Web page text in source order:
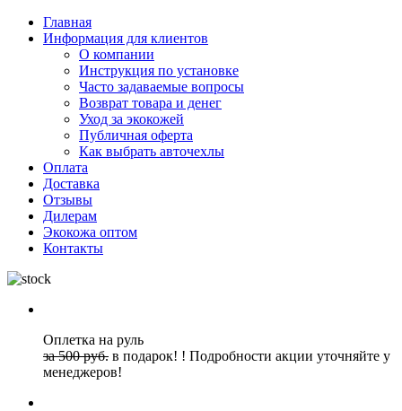
Главная
Информация для клиентов
О компании
Инструкция по установке
Часто задаваемые вопросы
Возврат товара и денег
Уход за экокожей
Публичная оферта
Как выбрать авточехлы
Оплата
Доставка
Отзывы
Дилерам
Экокожа оптом
Контакты
Оплетка на руль
за 500 руб. в подарок! ! Подробности акции уточняйте у
менеджеров!